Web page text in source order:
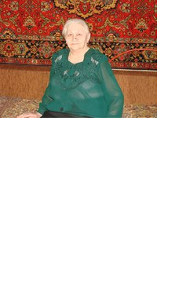
Перейти к основному содержанию